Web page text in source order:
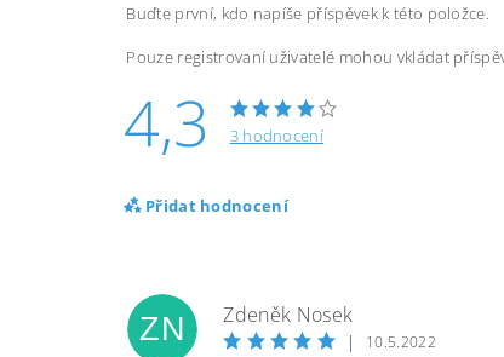
Buďte první, kdo napíše příspěvek k této položce.
Pouze registrovaní uživatelé mohou vkládat
4,3 3 hodnocení
Přidat hodnocení
ZN
Zdeněk Nosek
|
10.5.2022